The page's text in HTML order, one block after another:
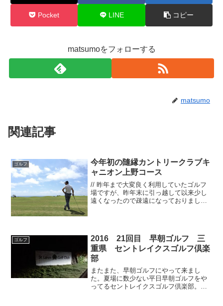
Pocket LINE コピー
matsumoをフォローする
matsumo
関連記事
ゴルフ
今年初の隨縁カントリークラブキ
ャニオン上野コース
// 昨年まで大変良く利用していたゴルフ
場ですが、昨年末に引っ越して以来少し
遠くなったので疎遠になっておりました
ゴルフ
2016 21回目 早朝ゴルフ 三
重県 セントレイクスゴルフ倶楽
部
またまた、早朝ゴルフにやって来まし
た。夏場に数少ない平日早朝ゴルフをや
ってるセントレイクスゴルフ倶楽部。前